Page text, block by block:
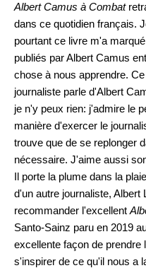
Albert Camus à Combat
dans ce quotidien français.
pourtant ce livre m'a
publiés par Albert Camus
chose à nous apprendre.
journaliste parle d'Albert
je n'y peux rien: j'admire le
manière d'exercer le
trouve que de se replonger
nécessaire. J'aime aussi
Il porte la plume dans la
d'un autre journaliste,
recommander l'excellent
Santo-Sainz paru en 2019
excellente façon de
s'inspirer de ce qu'il nous a